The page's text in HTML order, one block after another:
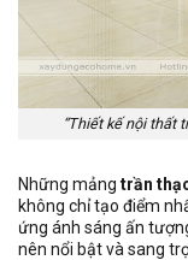
“Thiết kế nội thất
Những mảng trần
không chỉ tạo điểm
ứng ánh sáng ấn
nên nổi bật và sang